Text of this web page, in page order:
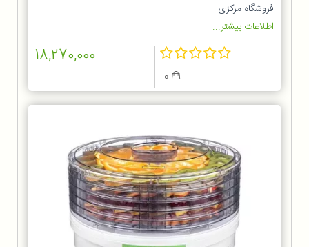
فروشگاه مرکزی
اطلاعات بیشتر...
18,270,000